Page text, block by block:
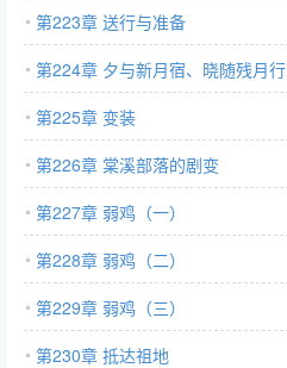
第223章 送行与准备
第224章 夕与新月宿、晓随残月行
第225章 变装
第226章 棠溪部落的剧变
第227章 弱鸡（一）
第228章 弱鸡（二）
第229章 弱鸡（三）
第230章 抵达祖地